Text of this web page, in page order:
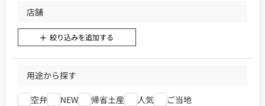
店舗
絞り込みを追加する
用途から探す
空弁 NEW 帰省土産 人気
ご当地